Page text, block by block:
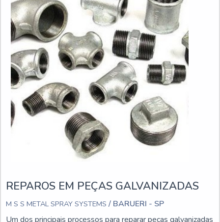
REPAROS EM PEÇAS GALVANIZADAS
M S S METAL SPRAY SYSTEMS / BARUERI - SP
Um dos principais processos para reparar peças galvanizadas